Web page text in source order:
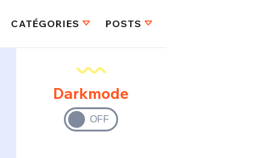
CATÉGORIES POSTS
Darkmode